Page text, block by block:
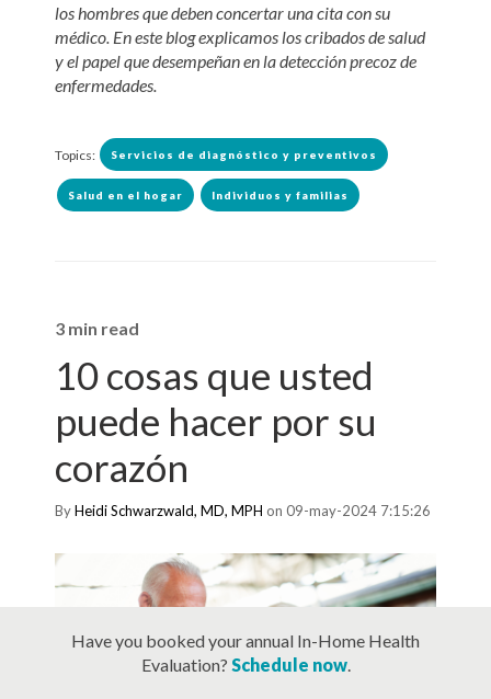
Have you booked your annual In-Home Health
Evaluation? Schedule now.
los hombres que deben concertar una cita con su
médico. En este blog explicamos los cribados de salud
y el papel que desempeñan en la detección precoz de
enfermedades.
Topics: Servicios de diagnóstico y preventivos
Salud en el hogar Individuos y familias
3 min read
10 cosas que usted
puede hacer por su
corazón
ByHeidi Schwarzwald, MD, MPH on 09-may-2024 7:15:26